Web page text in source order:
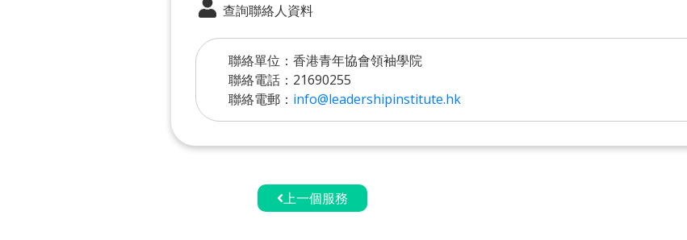
查詢聯絡人資料
聯絡單位：香港青年協會領袖學院
聯絡電話：21690255
聯絡電郵： info@leadershipinstitute.hk
上一個服務